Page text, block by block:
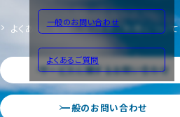
一般のお問い合わせ
よくあるご質問
よくあるご質問 サイトのご利用について
サービスに関するお問い合わせ
一般のお問い合わせ